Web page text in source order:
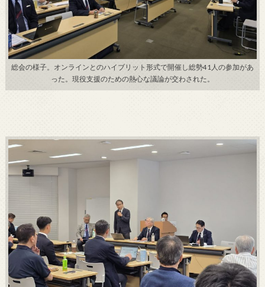
総会の様子。オンラインとのハイブリット形式で開催し総勢41人の参加があ
った。現役支援のための熱心な議論が交わされた。